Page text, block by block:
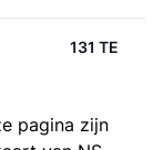
131 TE
pagina zijn